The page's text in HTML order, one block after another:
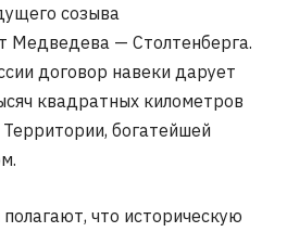
созыва
Медведева — Столтенберга.
договор навеки дарует
квадратных километров
богатейшей
что историческую